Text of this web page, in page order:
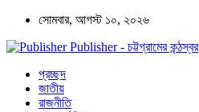
সোমবার, আগস্ট ১০, ২০২৬
Publisher - চট্টগ্রামের কন্ঠস্বর
প্রচ্ছদ
জাতীয়
রাজনীতি